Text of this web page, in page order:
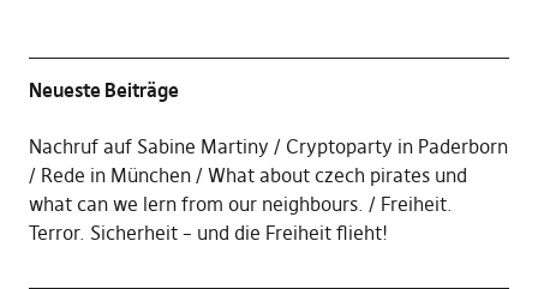
Neueste Beiträge
Nachruf auf Sabine Martiny
Cryptoparty in Paderborn
Rede in München
What about czech pirates und
what can we lern from our neighbours.
Freiheit.
Terror. Sicherheit – und die Freiheit flieht!